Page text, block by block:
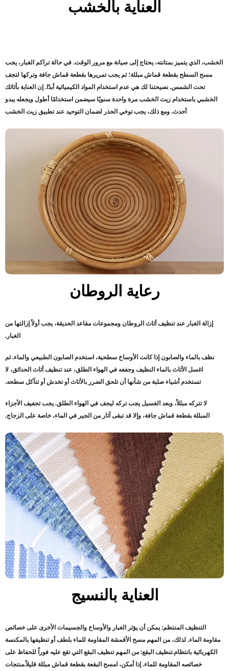
العناية بالخشب
الخشب، الذي يتميز بمتانته، يحتاج إلى صيانة مع مرور الوقت. في حالة تراكم الغبار، يجب
مسح السطح بقطعة قماش مبللة؛ ثم يجب تمريرها بقطعة قماش جافة وتركها لتجف
تحت الشمس. نصيحتنا لك هي عدم استخدام المواد الكيميائية أبدًا. إن العناية بأثاثك
الخشبي باستخدام زيت الخشب مرة واحدة سنويًا سيضمن استخدامًا أطول ويجعله يبدو
أحدث. ومع ذلك، يجب توخي الحذر لضمان التوحيد عند تطبيق زيت الخشب
رعاية الروطان
إزالة الغبار عند تنظيف أثاث الروطان ومجموعات مقاعد الحديقة، يجب أولاً إزالتها من
الغبار .
نظف بالماء والصابون إذا كانت الأوساخ سطحية، استخدم الصابون الطبيعي والماء. ثم
اغسل الأثاث بالماء النظيف وجففه في الهواء الطلق، عند تنظيف أثاث الحدائق، لا
تستخدم أشياء صلبة من شأنها أن تلحق الضرر بالأثاث أو تخدش أو تتآكل سطحه.
لا تتركه مبللاً، وبعد الغسيل يجب تركه ليجف في الهواء الطلق. يجب تجفيف الأجزاء
المبللة بقطعة قماش جافة، وإلا قد تبقى آثار من الجير في الماء، خاصة على الزجاج.
العناية بالنسيج
التنظيف المنتظم: يمكن أن يؤثر الغبار والأوساخ والجسيمات الأخرى على خصائص
مقاومة الماء. لذلك، من المهم مسح الأقمشة المقاومة للماء بلطف أو تنظيفها بالمكنسة
الكهربائية بانتظام.تنظيف البقع: من المهم تنظيف البقع التي تقع عليه فوراً للحفاظ على
خصائصه المقاومة للماء. إذا أمكن، امسح البقعة بقطعة قماش مبللة قليلاً.منتجات